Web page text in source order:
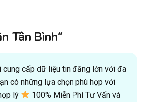
Tân Bình"
cung cấp dữ liệu tin đăng lớn với đa
có những lựa chọn phù hợp với
lý
100% Miễn Phí Tư Vấn và